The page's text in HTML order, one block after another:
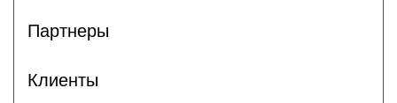
Партнеры
Клиенты